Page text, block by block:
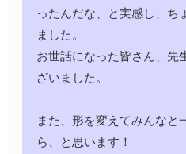
ったんだな、と実感し、ち
ました。
お世話になった皆さん、先
ざいました。
また、形を変えてみんなと
ら、と思います！